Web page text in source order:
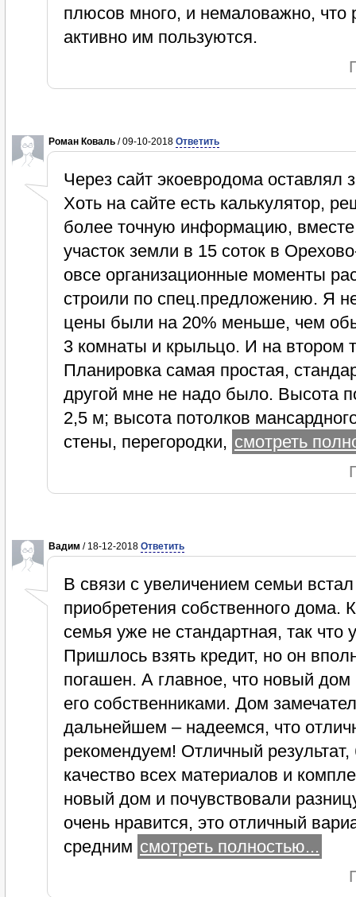
плюсов много, и немаловажно,
активно им пользуются.
Роман Коваль / 09-10-2018 Ответить
Через сайт экоевродома оставлял
Хоть на сайте есть калькулятор,
более точную информацию,
участок земли в 15 соток в
овсе организационные моменты
строили по спец.предложению. Я
цены были на 20% меньше, чем
3 комнаты и крыльцо. И на втором
Планировка самая простая,
другой мне не надо было. Высота
2,5 м; высота потолков
стены, перегородки, смотреть
Вадим / 18-12-2018 Ответить
В связи с увеличением семьи
приобретения собственного дома.
семья уже не стандартная, так
Пришлось взять кредит, но он
погашен. А главное, что новый
его собственниками. Дом
дальнейшем – надеемся, что
рекомендуем! Отличный
качество всех материалов и
новый дом и почувствовали
очень нравится, это отличный
средним смотреть полностью...